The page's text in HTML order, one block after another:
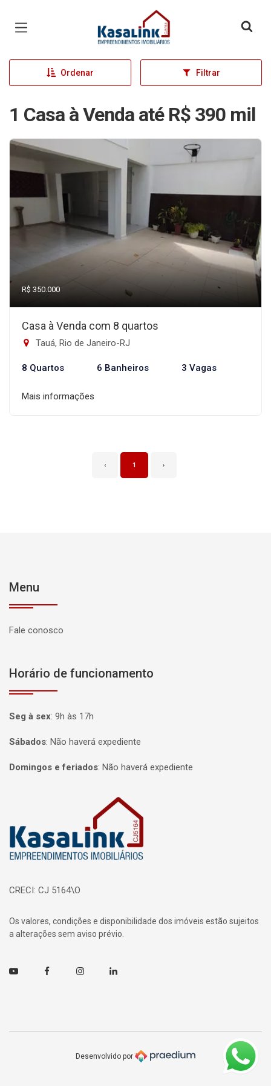
Página inicial
Ordenar Filtrar
1 Casa à Venda até R$ 390 mil
R$ 350.000
Casa à Venda com 8 quartos
Tauá, Rio de Janeiro-RJ
8 Quartos 6 Banheiros 3 Vagas
Mais informações
‹ 1 ›
Menu
Fale conosco
Horário de funcionamento
Seg à sex: 9h às 17h
Sábados: Não haverá expediente
Domingos e feriados: Não haverá expediente
CRECI: CJ 5164\O
Os valores, condições e disponibilidade dos imóveis estão sujeitos
a alterações sem aviso prévio.
Youtube FacebookInstagramLinkedin
Desenvolvido por